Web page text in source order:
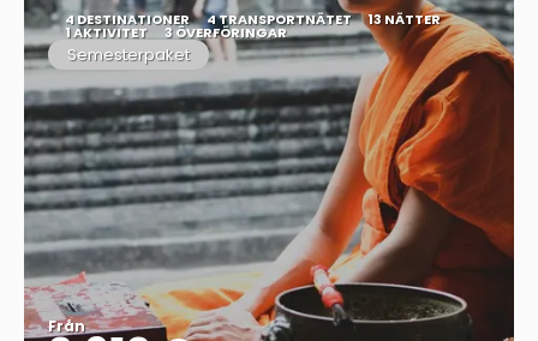
4 DESTINATIONER 4 TRANSPORTNÄTET 13 NÄTTER
1 AKTIVITET 3 ÖVERFÖRINGAR
Semesterpaket
Från